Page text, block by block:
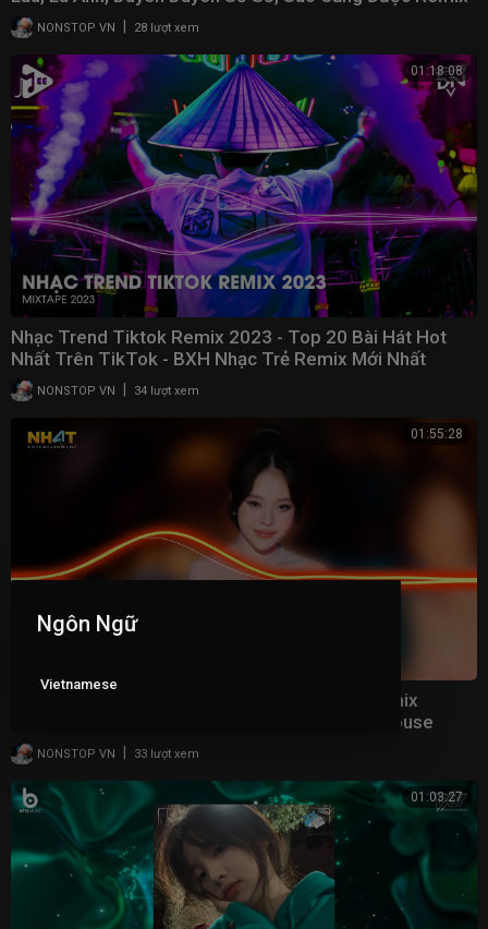
NONSTOP VN 28 lượt xem
01:18:08
Nhạc Trend Tiktok Remix 2023 - Top 20 Bài Hát Hot
Nhất Trên TikTok - BXH Nhạc Trẻ Remix Mới Nhất
NONSTOP VN 34 lượt xem
01:55:28
Trách Duyên Trách Phận Remix - Nhạc Trẻ Remix
Vinahouse Hay Nhất Hiện Nay - Nonstop Vinahouse
2023NONSTOP VN 33 lượt xem
01:03:27
Ngôn Ngữ
Vietnamese